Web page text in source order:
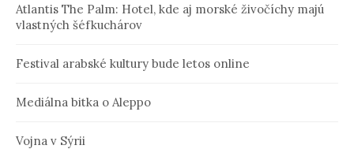
Atlantis The Palm: Hotel, kde aj morské živočíchy majú
vlastných šéfkuchárov
Festival arabské kultury bude letos online
Mediálna bitka o Aleppo
Vojna v Sýrii